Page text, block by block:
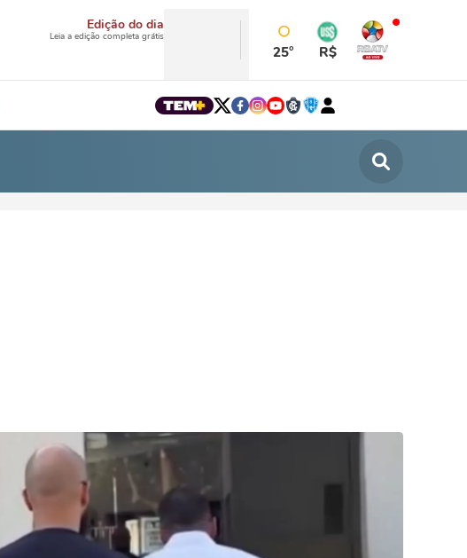
Edição do dia
Leia a edição completa grátis
25° R$